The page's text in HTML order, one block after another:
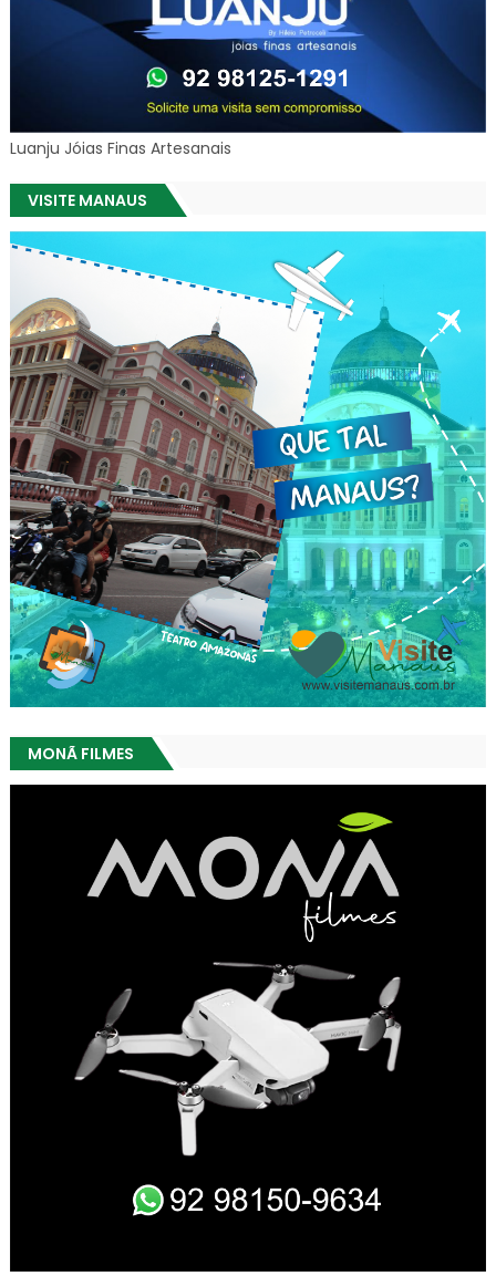
Luanju Jóias Finas Artesanais
VISITE MANAUS
MONÃ FILMES